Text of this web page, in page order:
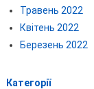
Травень 2022
Квітень 2022
Березень 2022
Категорії